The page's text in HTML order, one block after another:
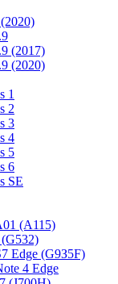
(2017)
(2020)
1
2
3
4
5
6
SE
(A115)
Edge (G9З5F)
4 Edge